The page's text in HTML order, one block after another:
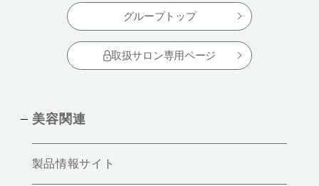
グループトップ
取扱サロン専用ページ
美容関連
製品情報サイト